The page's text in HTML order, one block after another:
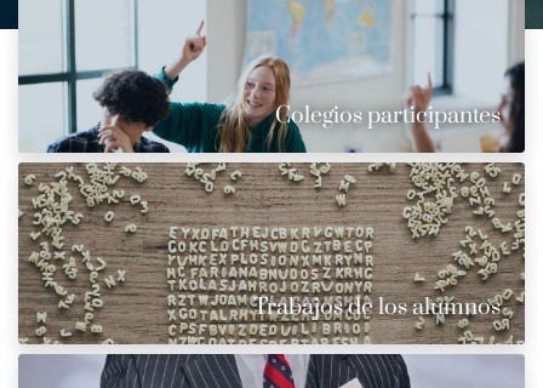
Colegios participantes
Trabajos de los alumnos